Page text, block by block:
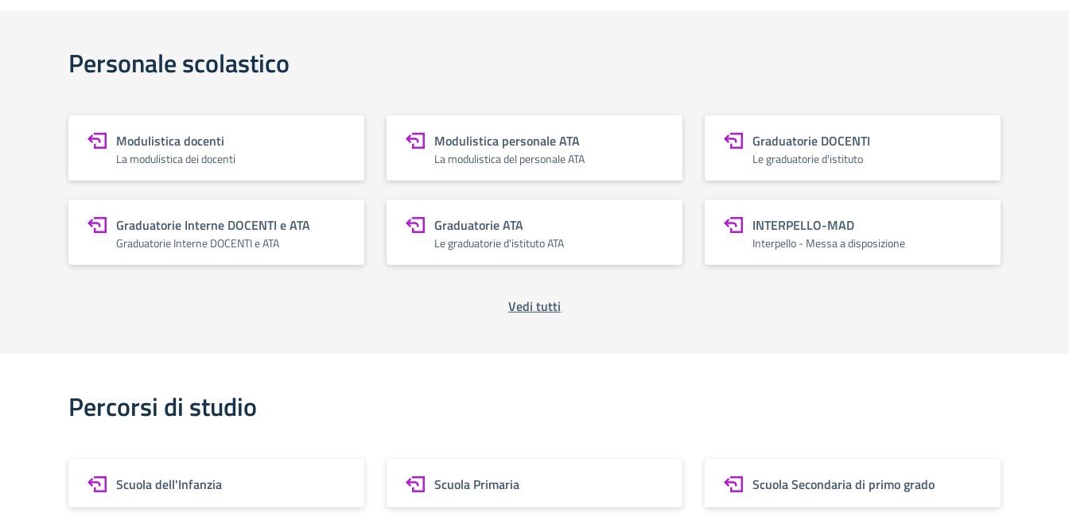
Personale scolastico
Modulistica docenti
La modulistica dei docenti
Modulistica personale ATA
La modulistica del personale ATA
Graduatorie DOCENTI
Le graduatorie d'istituto
Graduatorie Interne DOCENTI e ATA
Graduatorie Interne DOCENTI e ATA
Graduatorie ATA
Le graduatorie d'istituto ATA
INTERPELLO-MAD
Interpello - Messa a disposizione
Vedi tutti
Percorsi di studio
Scuola dell'Infanzia Scuola Primaria Scuola Secondaria di primo grado